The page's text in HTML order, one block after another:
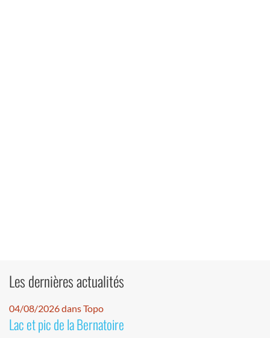
Les dernières actualités
04/08/2026 dans Topo
Lac et pic de la Bernatoire